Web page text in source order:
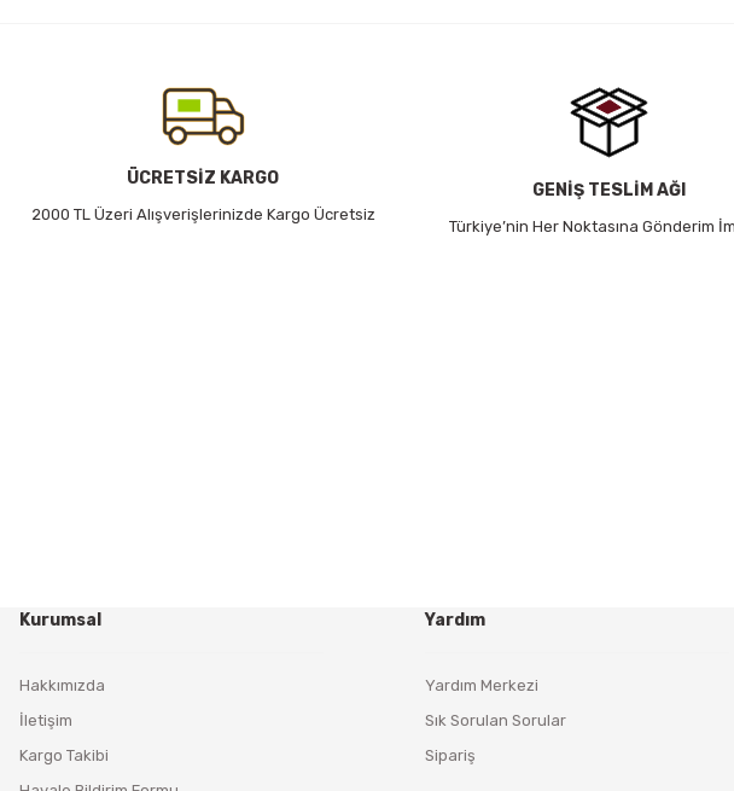
Ürün bilgilerinde hatalar bulunuyor.
Ürün fiyatı diğer sitelerden daha pahalı.
Bu ürüne benzer farklı alternatifler olmalı.
ÜCRETSİZ KARGO
2000 TL Üzeri Alışverişlerinizde Kargo Ücretsiz
GENİŞ TESLİM AĞI
Türkiye’nin Her Noktasına Gönderim
Kurumsal
Hakkımızda
İletişim
Kargo Takibi
Yardım
Yardım Merkezi
Sık Sorulan Sorular
Sipariş